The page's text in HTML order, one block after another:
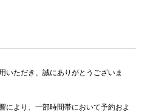
いただき、誠にありがとうございま
により、一部時間帯において予約およ